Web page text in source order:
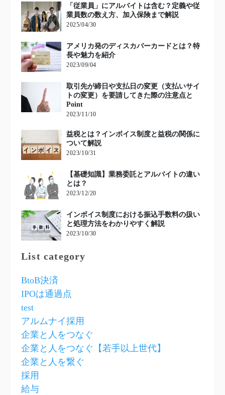
「従業員」にアルバイトは含む？定義や従
業員数の数え方、加入保険まで解説
2025/04/30
アメリカ発のディスカバーカードとは？特
長や魅力を紹介
2023/09/04
取引先が締日や支払日の変更（支払いサイ
トの変更）を要請してきた際の注意点と
Point
2023/11/10
益税とは？インボイス制度と益税の関係に
ついて解説
2023/10/31
【基礎知識】業務委託とアルバイトの違い
とは？
2023/12/20
インボイス制度における振込手数料の扱い
と処理方法をわかりやすく解説
2023/10/30
List category
BtoB決済
IPOは通過点
test
アルムナイ採用
企業と人をつなぐ
企業と人をつなぐ【若手以上世代】
企業と人を繋ぐ
採用
給与